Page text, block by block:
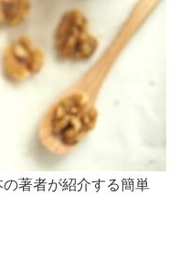
著者が紹介する簡単